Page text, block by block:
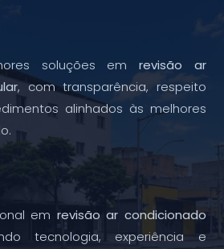
soluções em revisão ar
, com transparência, respeito
alinhados às melhores
em revisão ar condicionado
tecnologia, experiência e